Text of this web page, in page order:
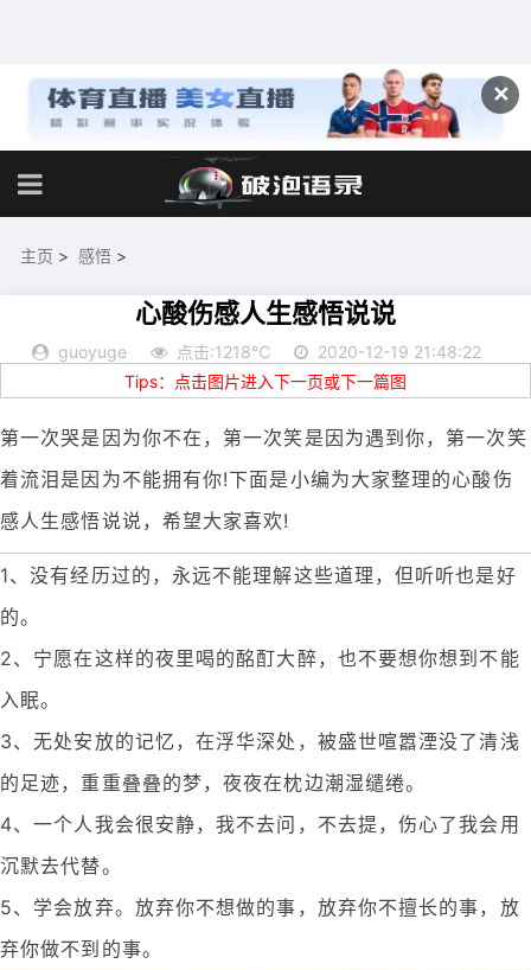
✕
主页 > 感悟 >
心酸伤感人生感悟说说
guoyuge 点击:1218℃
2020-12-19 21:48:22
Tips：点击图片进入下一页或下一篇图
第一次哭是因为你不在，第一次笑是因为遇到你，第一次笑
着流泪是因为不能拥有你!下面是小编为大家整理的心酸伤
感人生感悟说说，希望大家喜欢!
1、没有经历过的，永远不能理解这些道理，但听听也是好
的。
2、宁愿在这样的夜里喝的酩酊大醉，也不要想你想到不能
入眠。
3、无处安放的记忆，在浮华深处，被盛世喧嚣湮没了清浅
的足迹，重重叠叠的梦，夜夜在枕边潮湿缱绻。
4、一个人我会很安静，我不去问，不去提，伤心了我会用
沉默去代替。
5、学会放弃。放弃你不想做的事，放弃你不擅长的事，放
弃你做不到的事。